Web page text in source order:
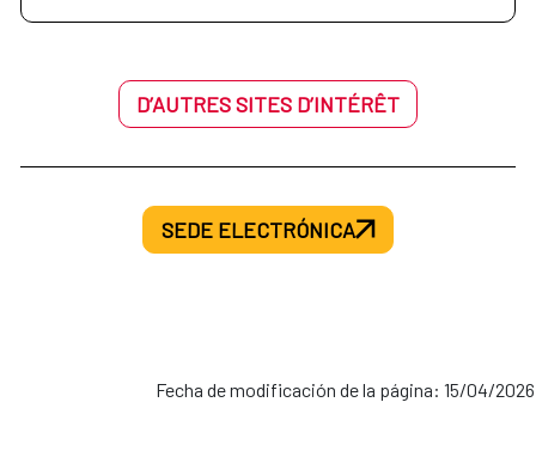
D’AUTRES SITES D’INTÉRÊT
SEDE ELECTRÓNICA
Fecha de modificación de la página: 15/04/2026